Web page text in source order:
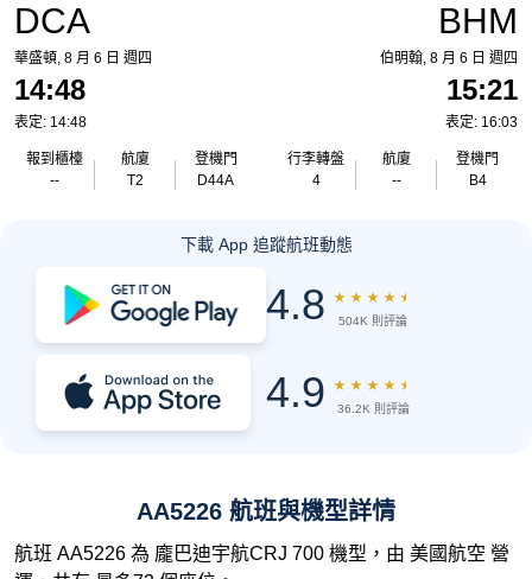
DCA
華盛頓, 8 月 6 日 週四
14:48
表定: 14:48
報到櫃檯
--
航廈
T2
登機門
D44A
BHM
伯明翰, 8 月 6 日 週四
15:21
表定: 16:03
行李轉盤
4
航廈
--
登機門
B4
下載 App 追蹤航班動態
4.8 ★ ★ ★ ★ ★
504K 則評論
4.9 ★ ★ ★ ★ ★
36.2K 則評論
AA5226 航班與機型詳情
航班 AA5226 為 龐巴迪宇航CRJ 700 機型，由 美國航空 營